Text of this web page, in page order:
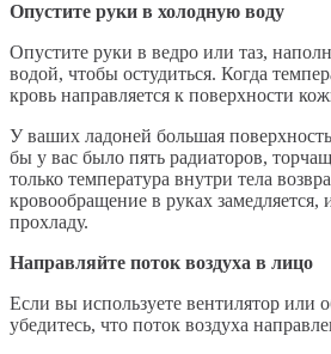
Опустите руки в холодную воду
Опустите руки в ведро или таз,
водой, чтобы остудиться. Когда
кровь направляется к поверхности
У ваших ладоней большая
бы у вас было пять радиаторов,
только температура внутри тела
кровообращение в руках замедляется,
прохладу.
Направляйте поток воздуха в лицо
Если вы используете вентилятор или
убедитесь, что поток воздуха